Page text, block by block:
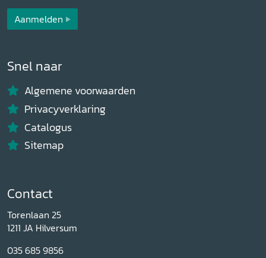
Aanmelden
Snel naar
Algemene voorwaarden
Privacyverklaring
Catalogus
Sitemap
Contact
Torenlaan 25
1211 JA Hilversum
035 685 9856